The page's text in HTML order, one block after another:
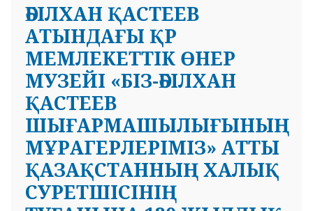
ӘБІЛХАН ҚАСТЕЕВ
АТЫНДАҒЫ ҚР
МЕМЛЕКЕТТІК ӨНЕР
МУЗЕЙІ «БІЗ-ӘБІЛХАН
ҚАСТЕЕВ
ШЫҒАРМАШЫЛЫҒЫНЫҢ
МҰРАГЕРЛЕРІМІЗ» АТТЫ
ҚАЗАҚСТАННЫҢ ХАЛЫҚ
СУРЕТШІСІНІҢ